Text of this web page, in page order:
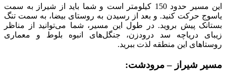
این مسیر حدود 150 کیلومتر است و شما باید از شیراز به سمت
یاسوج حرکت کنید. و بعد از رسیدن به روستای بیضا، به سمت تنگ
بستانک پیش بروید. در طول این مسیر، شما می‌توانید از مناظر
زیبای دریاچه سد درودزن، جنگل‌های انبوه بلوط و معماری
روستاهای این منطقه لذت ببرید.
مسیر شیراز – مرودشت: